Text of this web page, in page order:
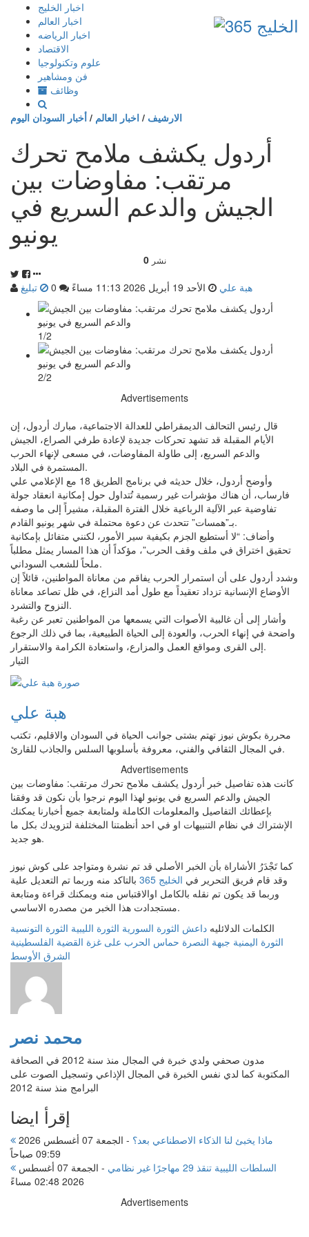
إذهب
المحتوى
اخبار الخليج
اخبار العالم
اخبار الرياضه
الاقتصاد
علوم وتكنولوجيا
فن ومشاهير
وظائف
الارشيف / اخبار العالم / أخبار السودان اليوم
أردول يكشف ملامح تحرك
مرتقب: مفاوضات بين
الجيش والدعم السريع في
يونيو
0 نشر
هبة علي الأحد 19 أبريل 2026 11:13 مساءً تبليغ
1/2
2/2
Advertisements
قال رئيس التحالف الديمقراطي للعدالة الاجتماعية، مبارك أردول، إن
الأيام المقبلة قد تشهد تحركات جديدة لإعادة طرفي الصراع، الجيش
والدعم السريع، إلى طاولة المفاوضات، في مسعى لإنهاء الحرب
المستمرة في البلاد.
وأوضح أردول، خلال حديثه في برنامج الطريق 18 مع الإعلامي علي
فارساب، أن هناك مؤشرات غير رسمية تُتداول حول إمكانية انعقاد جولة
تفاوضية عبر الآلية الرباعية خلال الفترة المقبلة، مشيراً إلى ما وصفه
بـ”همسات” تتحدث عن دعوة محتملة في شهر يونيو القادم.
وأضاف: “لا أستطيع الجزم بكيفية سير الأمور، لكنني متفائل بإمكانية
تحقيق اختراق في ملف وقف الحرب”، مؤكداً أن هذا المسار يمثل مطلباً
ملحاً للشعب السوداني.
وشدد أردول على أن استمرار الحرب يفاقم من معاناة المواطنين، قائلاً إن
الأوضاع الإنسانية تزداد تعقيداً مع طول أمد النزاع، في ظل تصاعد معاناة
النزوح والتشرد.
وأشار إلى أن غالبية الأصوات التي يسمعها من المواطنين تعبر عن رغبة
واضحة في إنهاء الحرب، والعودة إلى الحياة الطبيعية، بما في ذلك الرجوع
إلى القرى ومواقع العمل والمزارع، واستعادة الكرامة والاستقرار.
التيار
هبة علي
محررة بكوش نيوز تهتم بشتى جوانب الحياة في السودان والاقليم، تكتب
في المجال الثقافي والفني، معروفة بأسلوبها السلس والجاذب للقارئ.
Advertisements
كانت هذه تفاصيل خبر أردول يكشف ملامح تحرك مرتقب: مفاوضات بين
الجيش والدعم السريع في يونيو لهذا اليوم نرجوا بأن نكون قد وفقنا
بإعطائك التفاصيل والمعلومات الكاملة ولمتابعة جميع أخبارنا يمكنك
الإشتراك في نظام التنبيهات او في احد أنظمتنا المختلفة لتزويدك بكل ما
هو جديد.
كما تَجْدَرُ الأشاراة بأن الخبر الأصلي قد تم نشرة ومتواجد على كوش نيوز
وقد قام فريق التحرير في الخليج 365
بالتاكد منه وربما تم التعديل علية
وربما قد يكون تم نقله بالكامل اوالاقتباس منه ويمكنك قراءة ومتابعة
مستجدادت هذا الخبر من مصدره الاساسي.
الكلمات الدلائليه داعش الثورة السورية الثورة الليبية الثورة التونسية
الثورة اليمنية جبهة النصرة حماس الحرب على غزة القضية الفلسطينية
الشرق الأوسط
محمد نصر
مدون صحفي ولدي خبرة في المجال منذ سنة 2012 في الصحافة
المكتوبة كما لدي نفس الخبرة في المجال الإذاعي وتسجيل الصوت على
البرامج منذ سنة 2012
إقرأ ايضا
ماذا يخبئ لنا الذكاء الاصطناعي بعد؟ -
الجمعة 07 أغسطس 2026
09:59 صباحاً
السلطات الليبية تنقذ 29 مهاجرًا غير نظامي
-
الجمعة 07 أغسطس
2026 02:48 مساءً
Advertisements